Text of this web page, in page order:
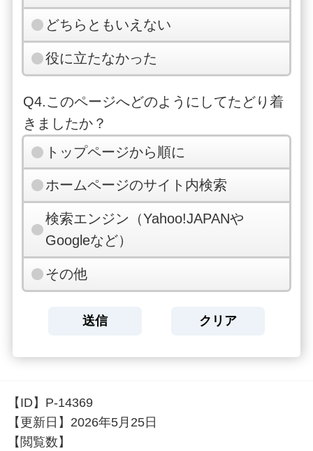
どちらともいえない
役に立たなかった
Q4.このページへどのようにしてたどり着
きましたか？
トップページから順に
ホームページのサイト内検索
検索エンジン（Yahoo!JAPANや
Googleなど）
その他
【ID】 P-14369
【更新日】 2026年5月25日
【閲覧数】